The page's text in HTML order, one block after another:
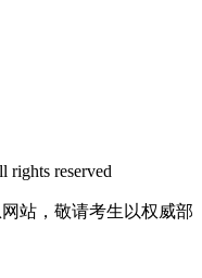
reserved
站，敬请考生以权威部